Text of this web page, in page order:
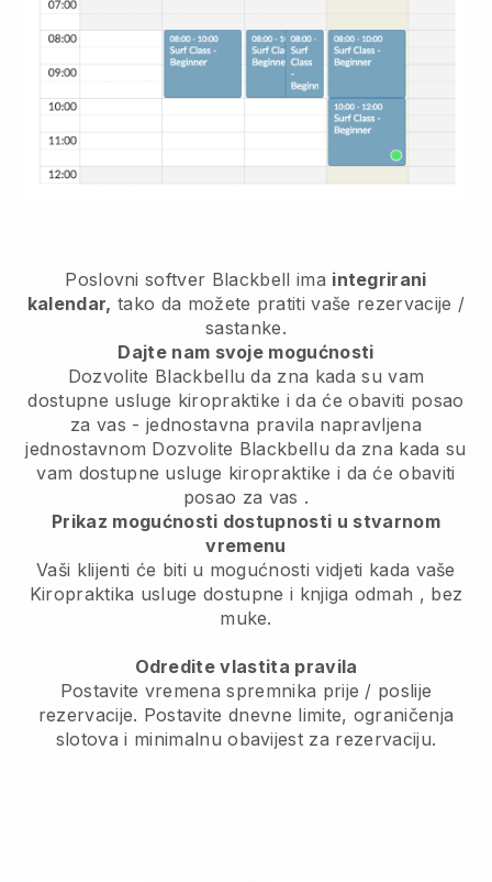
Poslovni softver Blackbell ima integrirani
kalendar, tako da možete pratiti vaše rezervacije /
sastanke.
Dajte nam svoje mogućnosti
Dozvolite Blackbellu da zna kada su vam
dostupne usluge kiropraktike i da će obaviti posao
za vas - jednostavna pravila napravljena
jednostavnom Dozvolite Blackbellu da zna kada su
vam dostupne usluge kiropraktike i da će obaviti
posao za vas .
Prikaz mogućnosti dostupnosti u stvarnom
vremenu
Vaši klijenti će biti u mogućnosti vidjeti kada vaše
Kiropraktika usluge dostupne i knjiga odmah , bez
muke.
Odredite vlastita pravila
Postavite vremena spremnika prije / poslije
rezervacije. Postavite dnevne limite, ograničenja
slotova i minimalnu obavijest za rezervaciju.